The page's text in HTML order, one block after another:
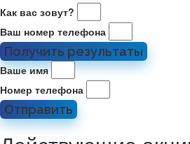
Как вас зовут?
Ваш номер телефона
Получить результаты
Ваше имя
Номер телефона
Отправить